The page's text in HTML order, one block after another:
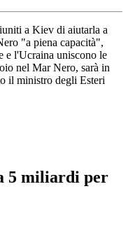
a Kiev di aiutarla a
"a piena capacità",
e l'Ucraina uniscono le
nel Mar Nero, sarà in
il ministro degli Esteri
5 miliardi per